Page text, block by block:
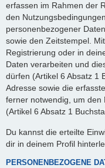
erfassen im Rahmen der
den
personenbezogener
sowie den Zeitstempel.
Registrierung oder in
Daten verarbeiten und
dürfen (Artikel 6 Absatz 1
Adresse sowie die
ferner notwendig, um den
(Artikel 6 Absatz 1
Du kannst die erteilte
dir in deinem Profil
PERSONENBEZOGENE